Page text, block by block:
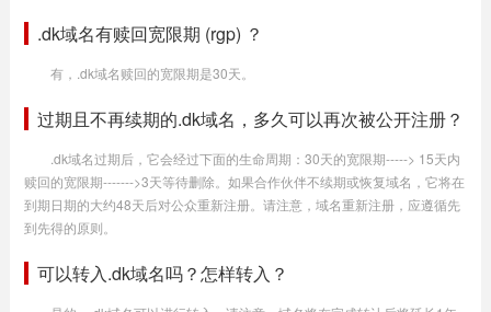
.dk域名有赎回宽限期 (rgp) ？
有，.dk域名赎回的宽限期是30天。
过期且不再续期的.dk域名，多久可以再次被公开注册？
.dk域名过期后，它会经过下面的生命周期：30天的宽限期-----> 15天内
赎回的宽限期------->3天等待删除。如果合作伙伴不续期或恢复域名，它将在
到期日期的大约48天后对公众重新注册。请注意，域名重新注册，应遵循先
到先得的原则。
可以转入.dk域名吗？怎样转入？